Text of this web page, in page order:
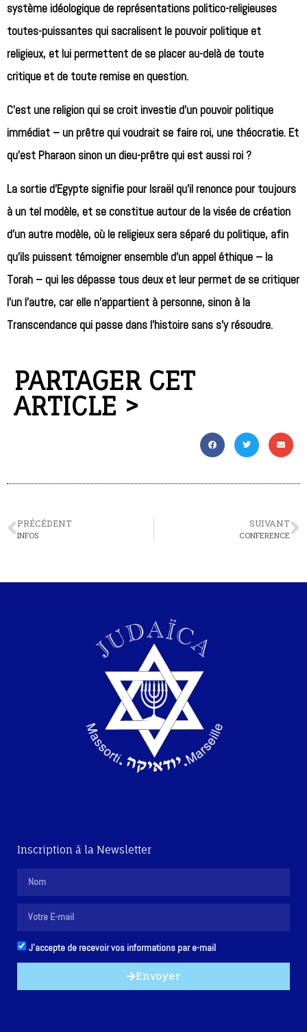
système idéologique de représentations politico-religieuses
toutes-puissantes qui sacralisent le pouvoir politique et
religieux, et lui permettent de se placer au-delà de toute
critique et de toute remise en question.
C’est une religion qui se croit investie d’un pouvoir politique
immédiat – un prêtre qui voudrait se faire roi, une théocratie. Et
qu’est Pharaon sinon un dieu-prêtre qui est aussi roi ?
La sortie d’Egypte signifie pour Israël qu’il renonce pour toujours
à un tel modèle, et se constitue autour de la visée de création
d’un autre modèle, où le religieux sera séparé du politique, afin
qu’ils puissent témoigner ensemble d’un appel éthique – la
Torah – qui les dépasse tous deux et leur permet de se critiquer
l’un l’autre, car elle n’appartient à personne, sinon à la
Transcendance qui passe dans l’histoire sans s’y résoudre.
PARTAGER CET
ARTICLE >
PRÉCÉDENT
INFOS
SUIVANT
CONFERENCE
Inscription à la Newsletter
J'accepte de recevoir vos informations par e-mail
Envoyer